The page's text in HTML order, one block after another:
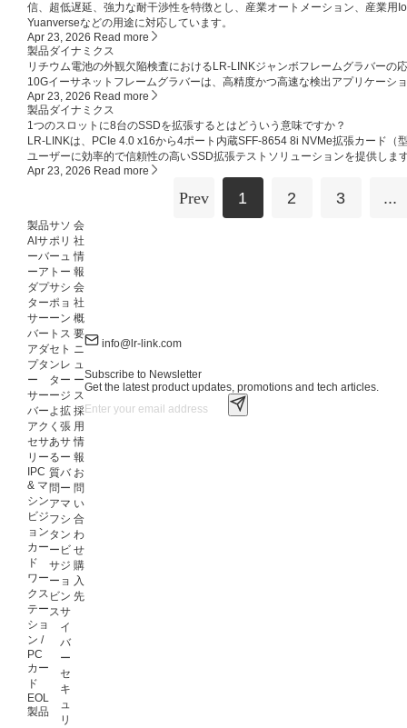
信、超低遅延、強力な耐干渉性を特徴とし、産業オートメーション、産業用
Yuanverseなどの用途に対応しています。
Apr 23, 2026 Read more
製品ダイナミクス
リチウム電池の外観欠陥検査におけるLR-LINKジャンボフレームグラバーの
10Gイーサネットフレームグラバーは、高精度かつ高速な検出アプリケーシ
Apr 23, 2026 Read more
製品ダイナミクス
1つのスロットに8台のSSDを拡張するとはどういう意味ですか？
LR-LINKは、PCIe 4.0 x16から4ポート内蔵SFF-8654 8i NVMe拡張カード（
ユーザーに効率的で信頼性の高いSSD拡張テストソリューションを提供しま
Apr 23, 2026 Read more
Prev 1 2 3 ...
製品
AIサ
ーバ
ーア
ダプ
ター
サー
バー
アダ
プタ
ー
サー
バー
アク
セサ
リー
IPC
& マ
シン
ビジ
ョン
カー
ド
ワー
クス
テー
ショ
ン /
PC
カー
ド
EOL
製品
サ
ポ
ー
ト
サ
ポ
ー
ト
セ
ン
タ
ー
よ
く
あ
る
質
問
ア
フ
タ
ー
サ
ー
ビ
ス
ソ
リ
ュ
ー
シ
ョ
ン
ス
ト
レ
ー
ジ
拡
張
サ
ー
バ
ー
マ
シ
ン
ビ
ジ
ョ
ン
サ
イ
バ
ー
セ
キ
ュ
リ
会
社
情
報
会
社
概
要
ニ
ュ
ー
ス
採
用
情
報
お
問
い
合
わ
せ
購
入
先
info@lr-link.com
Subscribe to Newsletter
Get the latest product updates, promotions and tech articles.